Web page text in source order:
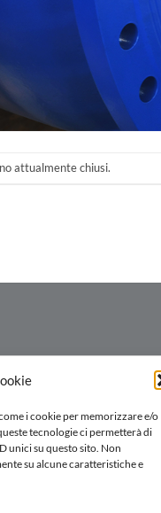
i cookie per memorizzare e/o
tecnologie ci permetterà di
unici su questo sito. Non
su alcune caratteristiche e
attualmente chiusi.
trattamento delle